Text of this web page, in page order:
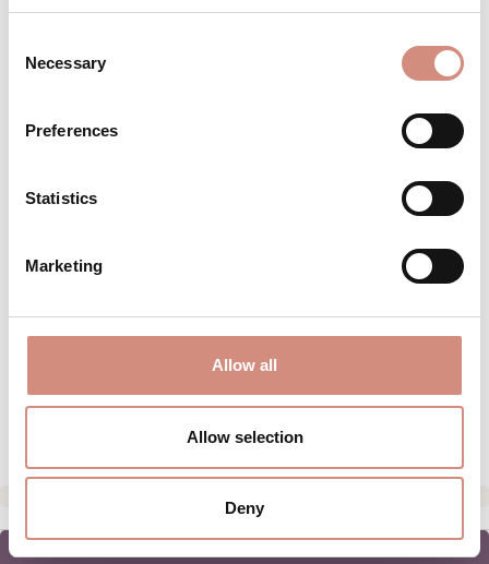
Selection
Necessary
Preferences
Statistics
Marketing
Allow all
Allow selection
Deny
Produktnummer:
Material: Innen+Außenmaterial: 100% Polyester
BEWERTUNGEN
MATERIAL
HERSTELLERANGABEN